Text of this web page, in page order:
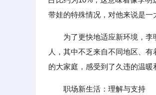
带娃的特殊情况，对他来说是一
为了更快地适应新环境，
人，其中不乏来自不同地区、
的大家庭，感受到了久违的温暖
职场新生活：理解与支持